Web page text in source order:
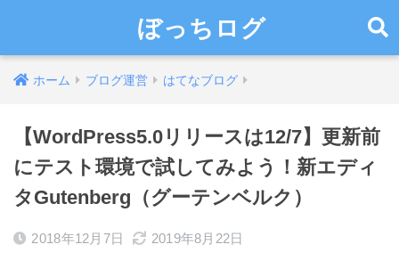
ぼっちログ
ホーム ブログ運営 はてなブログ
【WordPress5.0リリースは12/7】更新前
にテスト環境で試してみよう！新エディ
タGutenberg（グーテンベルク）
2018年12月7日 2019年8月22日